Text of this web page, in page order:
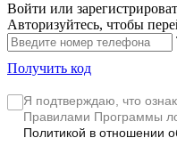
Войти или
Авторизуйтесь, чтобы
Получить код
Я подтверждаю, что
Правилами Программы
Политикой в отношении